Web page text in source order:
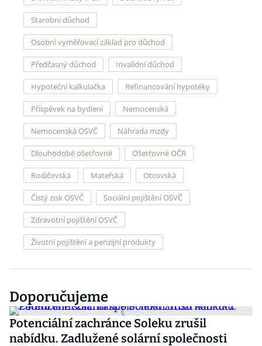
Starobní důchod
Osobní vyměřovací základ pro důchod
Předčasný důchod Invalidní důchod
Hypoteční kalkulačka Refinancování hypotéky
Příspěvek na bydlení Nemocenská
Nemocenská OSVČ Náhrada mzdy
Dlouhodobé ošetřovné Ošetřovné OČR
Rodičovská Mateřská Otcovská
Čistý zisk OSVČ Sociální pojištění OSVČ
Zdravotní pojištění OSVČ
Životní pojištění a penzijní produkty
Doporučujeme
Potenciální zachránce Soleku zrušil
nabídku. Zadlužené solární společnosti